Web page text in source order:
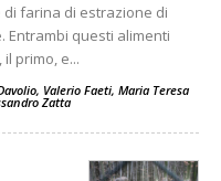
di farina di estrazione di
Entrambi questi alimenti
primo, e...
, Valerio Faeti, Maria Teresa
Zatta